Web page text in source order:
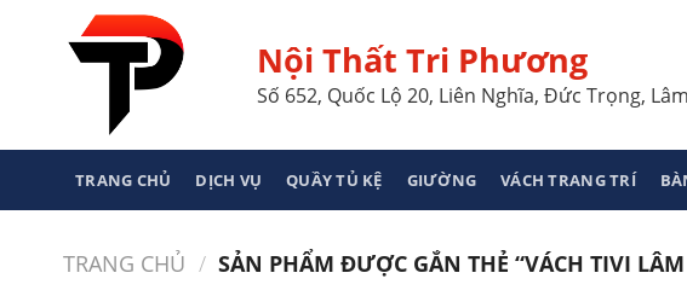
Nội Thất Tri Phương
Số 652, Quốc Lộ 20, Liên Nghĩa, Đức Trọng,
TRANG CHỦ DỊCH VỤ QUẦY TỦ KỆ GIƯỜNG VÁCH TRANG TRÍ
TRANG CHỦ / SẢN PHẨM ĐƯỢC GẮN THẺ “VÁCH TIVI